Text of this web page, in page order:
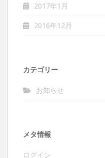
2017年1月
2016年12月
カテゴリー
お知らせ
メタ情報
ログイン